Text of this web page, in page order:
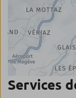
Services